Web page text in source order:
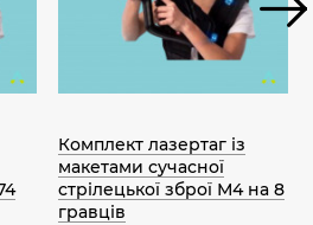
Комплект лазертаг із
макетами сучасної
стрілецької зброї М4 на 8
гравців